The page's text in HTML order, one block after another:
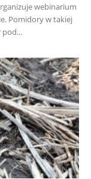
webinarium
Pomidory w takiej
pod...